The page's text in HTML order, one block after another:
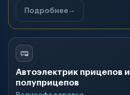
Подробнее
Автоэлектрик прицепов и
полуприцепов